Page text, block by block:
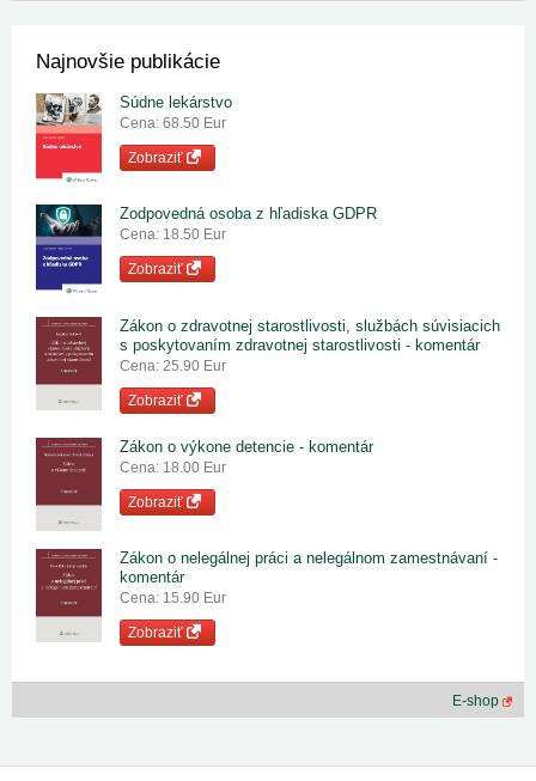
Najnovšie publikácie
Súdne lekárstvo
Cena: 68.50 Eur
Zobraziť
Zodpovedná osoba z hľadiska GDPR
Cena: 18.50 Eur
Zobraziť
Zákon o zdravotnej starostlivosti, službách súvisiacich
s poskytovaním zdravotnej starostlivosti - komentár
Cena: 25.90 Eur
Zobraziť
Zákon o výkone detencie - komentár
Cena: 18.00 Eur
Zobraziť
Zákon o nelegálnej práci a nelegálnom zamestnávaní -
komentár
Cena: 15.90 Eur
Zobraziť
E-shop